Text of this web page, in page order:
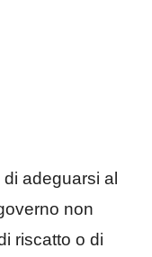
adeguarsi al
non
riscatto o di